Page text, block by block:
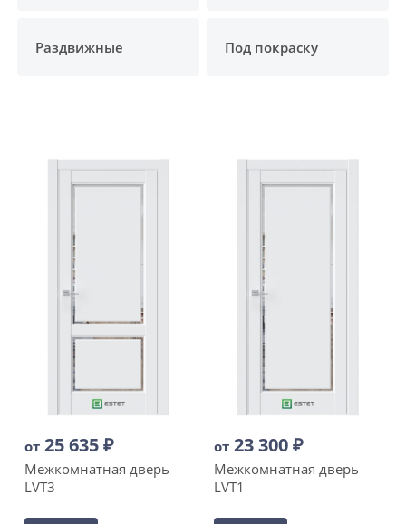
Раздвижные Под покраску
от 25 635₽
Межкомнатная дверь
LVT3
от 23 300₽
Межкомнатная дверь
LVT1